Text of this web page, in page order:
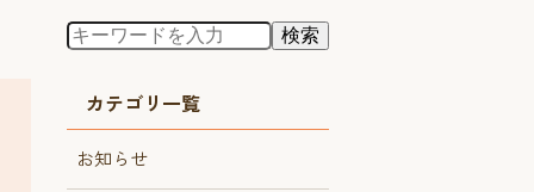
カテゴリ一覧
お知らせ